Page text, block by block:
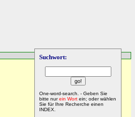
Suchwort:
One-word-search. - Geben Sie
bitte nurein Wort ein; oder wählen
Sie für Ihre Recherche einen
INDEX.